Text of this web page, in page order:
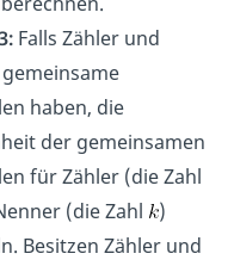
Falls Zähler und
haben, die
der gemeinsamen
für Zähler (die Zahl
(die Zahl
)
Besitzen Zähler und